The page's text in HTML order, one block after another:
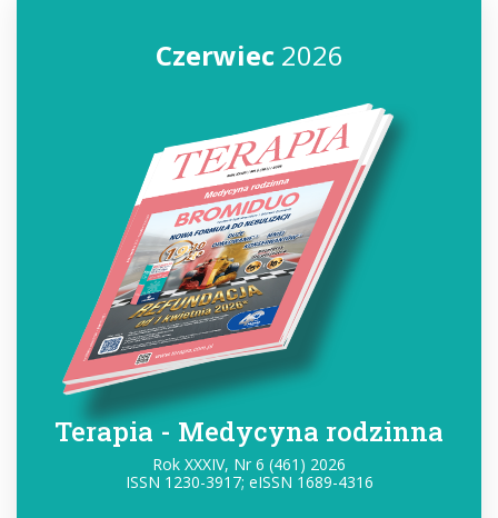
Czerwiec2026
Terapia - Medycyna rodzinna
Rok XXXIV, Nr 6 (461) 2026
ISSN 1230-3917; eISSN 1689-4316